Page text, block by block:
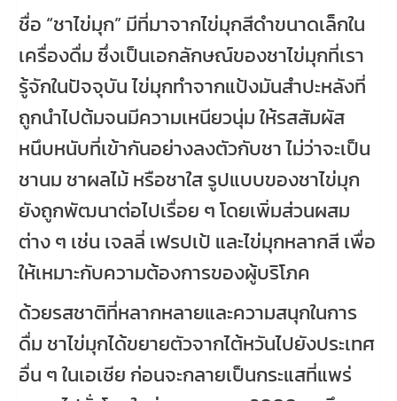
ชื่อ “ชาไข่มุก” มีที่มาจากไข่มุกสีดำขนาดเล็กใน
เครื่องดื่ม ซึ่งเป็นเอกลักษณ์ของชาไข่มุกที่เรา
รู้จักในปัจจุบัน ไข่มุกทำจากแป้งมันสำปะหลังที่
ถูกนำไปต้มจนมีความเหนียวนุ่ม ให้รสสัมผัส
หนึบหนับที่เข้ากันอย่างลงตัวกับชา ไม่ว่าจะเป็น
ชานม ชาผลไม้ หรือชาใส รูปแบบของชาไข่มุก
ยังถูกพัฒนาต่อไปเรื่อย ๆ โดยเพิ่มส่วนผสม
ต่าง ๆ เช่น เจลลี่ เฟรปเป้ และไข่มุกหลากสี เพื่อ
ให้เหมาะกับความต้องการของผู้บริโภค
ด้วยรสชาติที่หลากหลายและความสนุกในการ
ดื่ม ชาไข่มุกได้ขยายตัวจากไต้หวันไปยังประเทศ
อื่น ๆ ในเอเชีย ก่อนจะกลายเป็นกระแสที่แพร่